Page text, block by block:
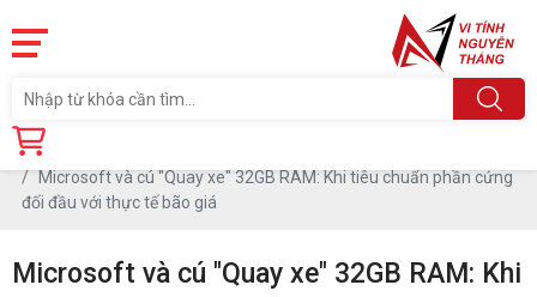
Trang chủ
Microsoft và cú "Quay xe" 32GB RAM: Khi tiêu chuẩn phần cứng
đối đầu với thực tế bão giá
Microsoft và cú "Quay xe" 32GB RAM: Khi